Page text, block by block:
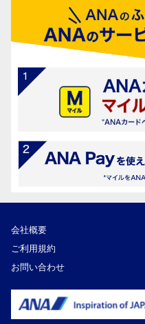
会社概要
ご利用規約
お問い合わせ